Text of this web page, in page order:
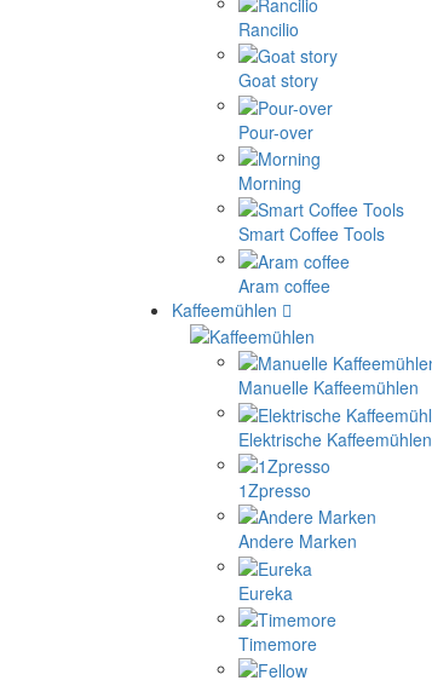
Rancilio
Goat story
Pour-over
Morning
Smart Coffee Tools
Aram coffee
Kaffeemühlen
Manuelle Kaffeemühlen
Elektrische Kaffeemühlen
1Zpresso
Andere Marken
Eureka
Timemore